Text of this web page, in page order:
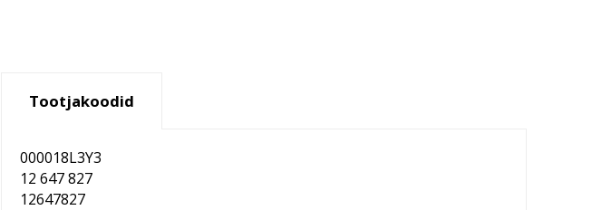
Tootjakoodid
000018L3Y3
12 647 827
12647827